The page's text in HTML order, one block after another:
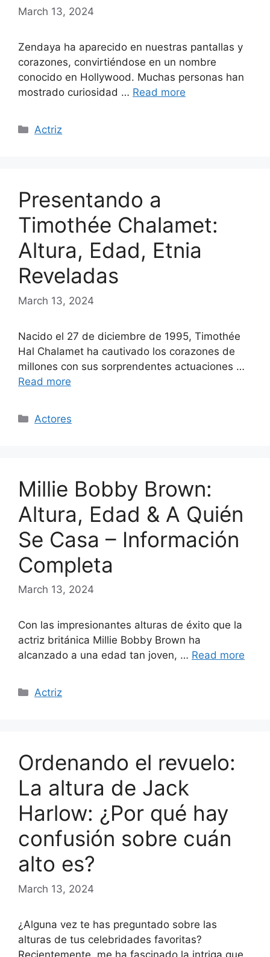
March 13, 2024
Zendaya ha aparecido en nuestras pantallas y
corazones, convirtiéndose en un nombre
conocido en Hollywood. Muchas personas han
mostrado curiosidad … Read more
Categories
Actriz
Presentando a
Timothée Chalamet:
Altura, Edad, Etnia
Reveladas
March 13, 2024
Nacido el 27 de diciembre de 1995, Timothée
Hal Chalamet ha cautivado los corazones de
millones con sus sorprendentes actuaciones …
Read more
Categories
Actores
Millie Bobby Brown:
Altura, Edad & A Quién
Se Casa – Información
Completa
March 13, 2024
Con las impresionantes alturas de éxito que la
actriz británica Millie Bobby Brown ha
alcanzado a una edad tan joven, … Read more
Categories
Actriz
Ordenando el revuelo:
La altura de Jack
Harlow: ¿Por qué hay
confusión sobre cuán
alto es?
March 13, 2024
¿Alguna vez te has preguntado sobre las
alturas de tus celebridades favoritas?
Recientemente, me ha fascinado la intriga que